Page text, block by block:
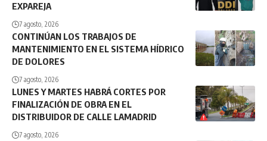
EXPAREJA
7 agosto, 2026
CONTINÚAN LOS TRABAJOS DE
MANTENIMIENTO EN EL SISTEMA HÍDRICO
DE DOLORES
7 agosto, 2026
LUNES Y MARTES HABRÁ CORTES POR
FINALIZACIÓN DE OBRA EN EL
DISTRIBUIDOR DE CALLE LAMADRID
7 agosto, 2026